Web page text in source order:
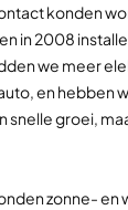
konden
in 2008
we meer
en hebben
snelle groei,
zonne- en